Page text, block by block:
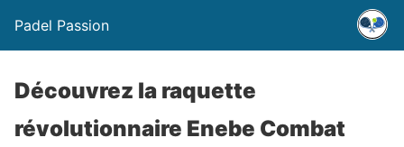
Padel Passion
Découvrez la raquette
révolutionnaire Enebe Combat